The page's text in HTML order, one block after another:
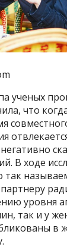
ученых
что
В ходе
так
уровня
так и у
в